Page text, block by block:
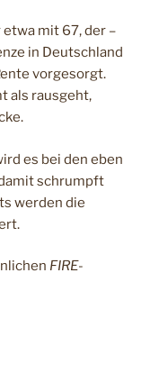
mit 67, der –
in Deutschland
vorgesorgt.
als rausgeht,
es bei den eben
schrumpft
werden die
FIRE-